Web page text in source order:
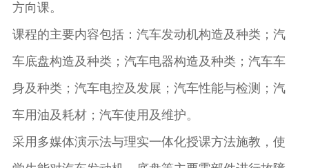
方向课。
课程的主要内容包括：汽车发动机构造及种类；汽
车底盘构造及种类；汽车电器构造及种类；汽车车
身及种类；汽车电控及发展；汽车性能与检测；汽
车用油及耗材；汽车使用及维护。
采用多媒体演示法与理实一体化授课方法施教，使